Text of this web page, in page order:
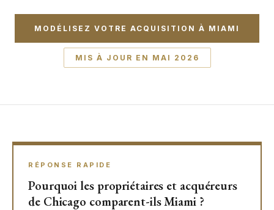
MODÉLISEZ VOTRE ACQUISITION À MIAMI
MIS À JOUR EN MAI 2026
RÉPONSE RAPIDE
Pourquoi les propriétaires et acquéreurs
de Chicago comparent-ils Miami ?